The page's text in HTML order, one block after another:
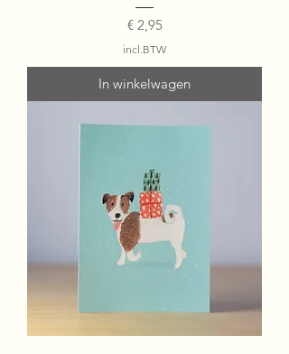
Prijs
€ 2,95
incl.BTW
In winkelwagen